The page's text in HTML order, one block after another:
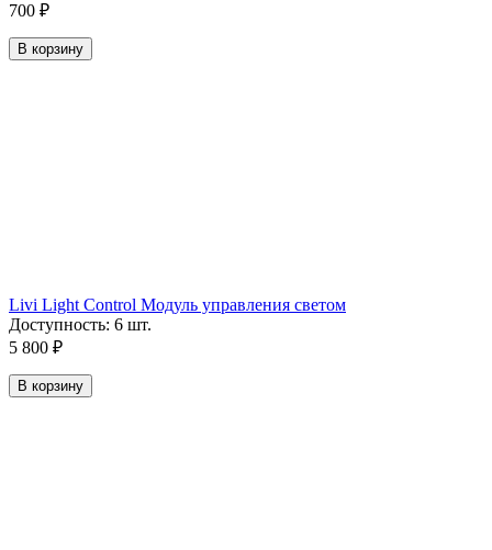
700 ₽
В корзину
Livi Light Control Модуль управления светом
Доступность: 6 шт.
5 800 ₽
В корзину